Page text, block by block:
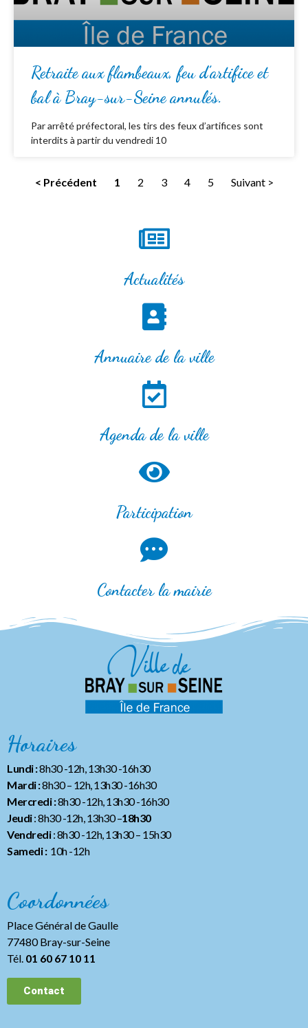
Retraite aux flambeaux, feu d’artifice et
bal à Bray-sur-Seine annulés.
Par arrêté préfectoral, les tirs des feux d’artifices sont
interdits à partir du vendredi 10
< Précédent 1 2 3 4 5 Suivant >
Actualités
Annuaire de la ville
Agenda de la ville
Participation
Contacter la mairie
Horaires
Lundi :8h30 -12h, 13h30 -16h30
Mardi :8h30 – 12h, 13h30 -16h30
Mercredi :8h30 -12h, 13h30 -16h30
Jeudi: 8h30 -12h, 13h30 –18h30
Vendredi: 8h30 -12h, 13h30– 15h30
Samedi :10h -12h
Coordonnées
Place Général de Gaulle
77480 Bray-sur-Seine
Tél. 01 60 67 10 11
Contact